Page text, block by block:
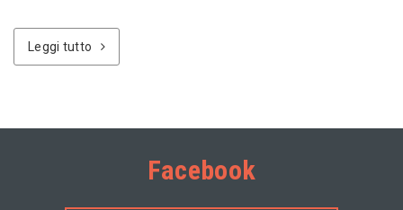
Leggi tutto
Facebook